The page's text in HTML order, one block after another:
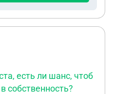
Как мне быть в этой
доказательства наших
есть ли шанс, чтоб
собственность?